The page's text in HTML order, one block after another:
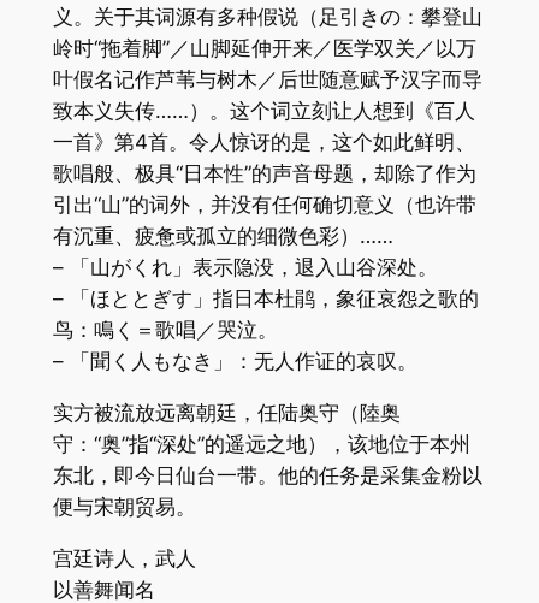
义。关于其词源有多种假说（足引きの：攀登山
岭时“拖着脚”／山脚延伸开来／医学双关／以万
叶假名记作芦苇与树木／后世随意赋予汉字而导
致本义失传……）。这个词立刻让人想到《百人
一首》第4首。令人惊讶的是，这个如此鲜明、
歌唱般、极具“日本性”的声音母题，却除了作为
引出“山”的词外，并没有任何确切意义（也许带
有沉重、疲惫或孤立的细微色彩）……
– 「山がくれ」表示隐没，退入山谷深处。
– 「ほととぎす」指日本杜鹃，象征哀怨之歌的
鸟：鳴く＝歌唱／哭泣。
– 「聞く人もなき」：无人作证的哀叹。
实方被流放远离朝廷，任陆奥守（陸奥
守：“奥”指“深处”的遥远之地），该地位于本州
东北，即今日仙台一带。他的任务是采集金粉以
便与宋朝贸易。
宫廷诗人，武人
以善舞闻名